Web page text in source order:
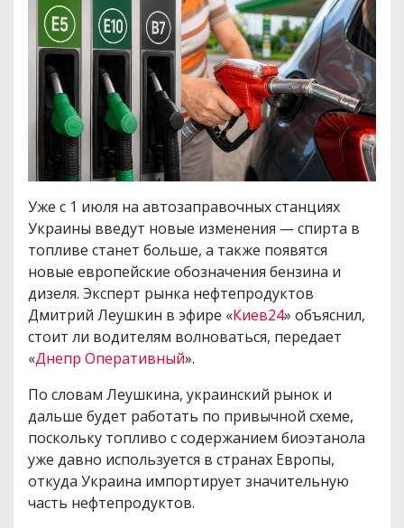
Уже с 1 июля на автозаправочных станциях
Украины введут новые изменения — спирта в
топливе станет больше, а также появятся
новые европейские обозначения бензина и
дизеля. Эксперт рынка нефтепродуктов
Дмитрий Леушкин в эфире «Киев24» объяснил,
стоит ли водителям волноваться, передает
«Днепр Оперативный».
По словам Леушкина, украинский рынок и
дальше будет работать по привычной схеме,
поскольку топливо с содержанием биоэтанола
уже давно используется в странах Европы,
откуда Украина импортирует значительную
часть нефтепродуктов.